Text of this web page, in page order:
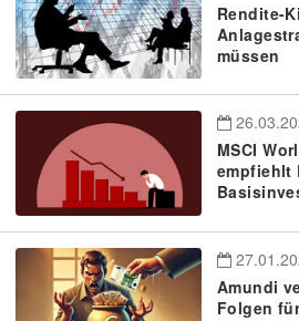
Rendite-
müssen
MSCI
empfiehlt
Amundi
Folgen